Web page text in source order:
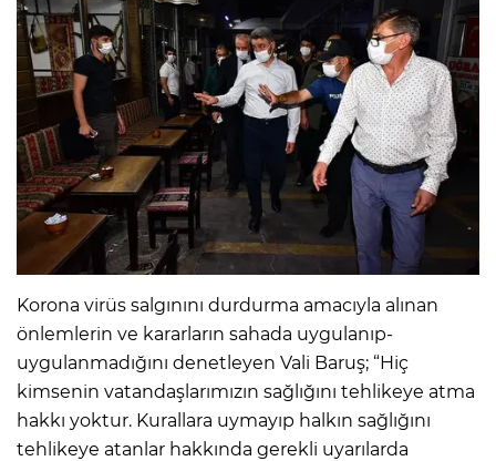
Korona virüs salgınını durdurma amacıyla alınan
önlemlerin ve kararların sahada uygulanıp-
uygulanmadığını denetleyen Vali Baruş; “Hiç
kimsenin vatandaşlarımızın sağlığını tehlikeye atma
hakkı yoktur. Kurallara uymayıp halkın sağlığını
tehlikeye atanlar hakkında gerekli uyarılarda